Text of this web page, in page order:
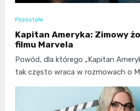
Pozostałe
Kapitan Ameryka: Zimowy
filmu Marvela
Powód, dla którego „Kapitan
tak często wraca w rozmowach o